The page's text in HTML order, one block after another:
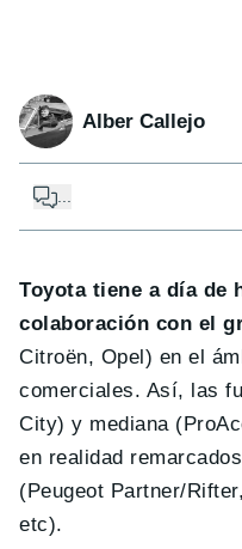
Alber Callejo
...
Toyota tiene a día de
colaboración con el
Citroën, Opel) en el
comerciales. Así, las
City) y mediana
en realidad
(Peugeot Partner/
etc).